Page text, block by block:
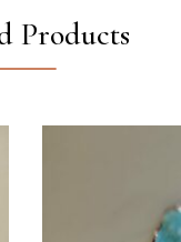
Products